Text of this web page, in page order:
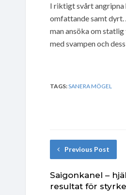
I riktigt svårt angripna
omfattande samt dyrt.
man ansöka om
med svampen och
TAGS:SANERA MÖGEL
Previous Post
Saigonkanel –
resultat för